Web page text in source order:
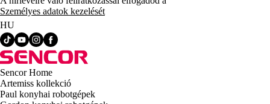
Személyes adatok kezelését
HU
Sencor Home
Artemiss kollekció
Paul konyhai robotgépek